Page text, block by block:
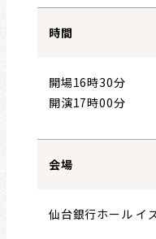
時間
開場16時30分
開演17時00分
会場
仙台銀行ホール イ